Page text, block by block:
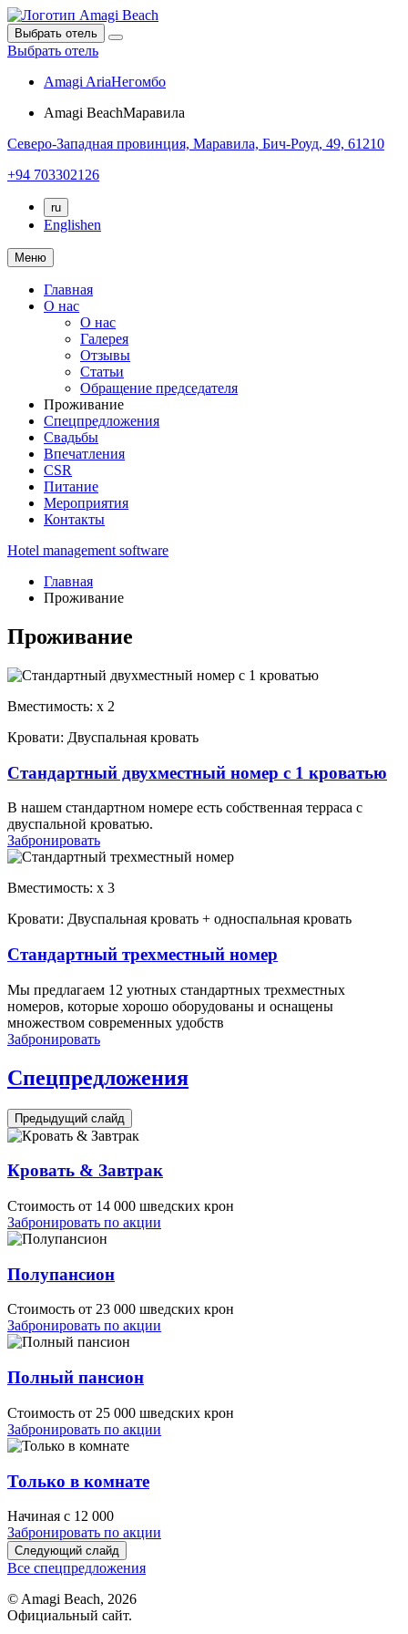
Выбрать отель
Выбрать отель
Amagi AriaНегомбо
Amagi BeachМаравила
Северо-Западная провинция, Маравила, Бич-Роуд, 49, 61210
+94 703302126
ru
Englishen
Меню
Главная
О нас
О нас
Галерея
Отзывы
Статьи
Обращение председателя
Проживание
Спецпредложения
Свадьбы
Впечатления
CSR
Питание
Мероприятия
Контакты
Hotel management software
Главная
Проживание
Проживание
Вместимость: x 2
Кровати: Двуспальная кровать
Стандартный двухместный номер с 1 кроватью
В нашем стандартном номере есть собственная терраса с
двуспальной кроватью.
Забронировать
Вместимость: x 3
Кровати: Двуспальная кровать + односпальная кровать
Стандартный трехместный номер
Мы предлагаем 12 уютных стандартных трехместных
номеров, которые хорошо оборудованы и оснащены
множеством современных удобств
Забронировать
Спецпредложения
Предыдущий слайд
Кровать & Завтрак
Стоимость от 14 000 шведских крон
Забронировать по акции
Полупансион
Стоимость от 23 000 шведских крон
Забронировать по акции
Полный пансион
Стоимость от 25 000 шведских крон
Забронировать по акции
Только в комнате
Начиная с 12 000
Забронировать по акции
Следующий слайд
Все спецпредложения
© Amagi Beach, 2026
Официальный сайт.